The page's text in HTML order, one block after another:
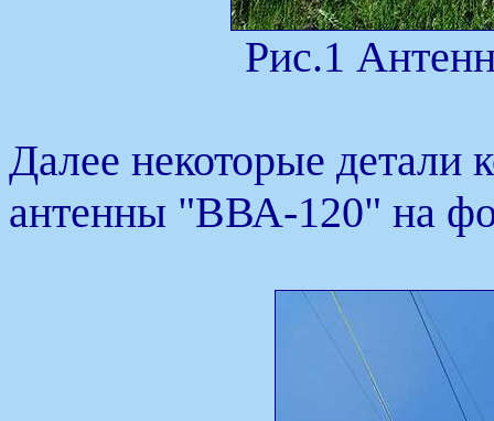
Рис.1
Далее некоторые детали
антенны "ВВА-120" на